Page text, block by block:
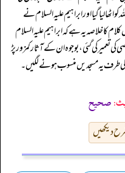
لیا گیا اور ابراہیم علیہ السلام نے
تعمیر کی۔ (فتح الباری: ۶/ ۴۰۸، ۴۰۹) اس کلام کا خلاصہ یہ ہے کہ ابراہیم علیہ السلام
کی تعمیر کی گئی، بوجوہ ان کے آثار کمزور پڑ
کی طرف یہ مسجدیں منسوب ہونے لگیں۔
صحیح
دیکھیں